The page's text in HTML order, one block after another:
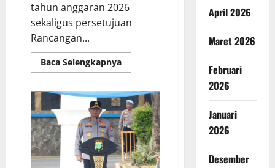
tahun anggaran 2026
sekaligus persetujuan
Rancangan...
Baca Selengkapnya
April 2026
Maret 2026
Februari
2026
Januari
2026
Desember